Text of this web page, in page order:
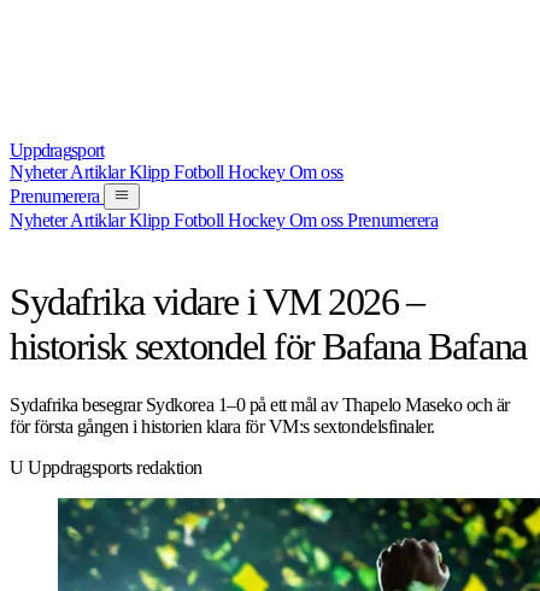
Uppdragsport
NyheterArtiklarKlippFotbollHockeyOm oss
Prenumerera
NyheterArtiklarKlippFotbollHockeyOm ossPrenumerera
Sydafrika vidare i VM 2026 –
historisk sextondel för Bafana Bafana
Sydafrika besegrar Sydkorea 1–0 på ett mål av Thapelo Maseko och är
för första gången i historien klara för VM:s sextondelsfinaler.
UUppdragsports redaktion